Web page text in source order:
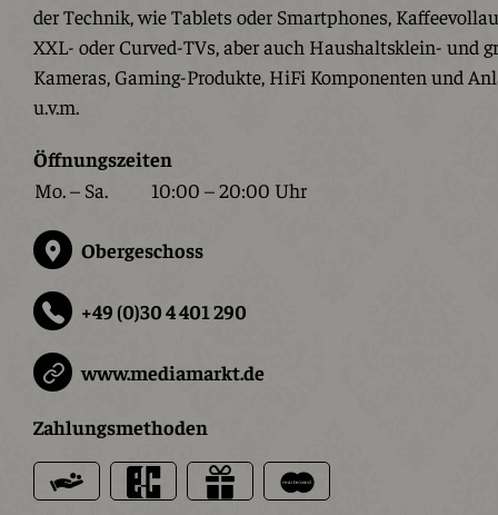
der Technik, wie Tablets oder Smartphones,
XXL- oder Curved-TVs, aber auch Haushaltsklein- und
Kameras, Gaming-Produkte, HiFi Komponenten und
u.v.m.
Öffnungszeiten
Mo. – Sa.
10:00 – 20:00 Uhr
Obergeschoss
+49 (0)30 4 401 290
www.mediamarkt.de
Zahlungsmethoden